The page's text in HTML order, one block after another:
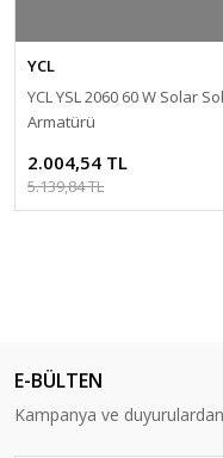
YCL
YCL YSL 2060 60 W Solar
Armatürü
2.004,54 TL
5.139,84 TL
E-BÜLTEN
Kampanya ve